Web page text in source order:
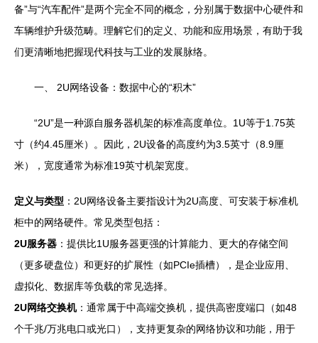
备”与“汽车配件”是两个完全不同的概念，分别属于数据中心硬件和
车辆维护升级范畴。理解它们的定义、功能和应用场景，有助于我
们更清晰地把握现代科技与工业的发展脉络。
一、 2U网络设备：数据中心的“积木”
“2U”是一种源自服务器机架的标准高度单位。1U等于1.75英
寸（约4.45厘米）。因此，2U设备的高度约为3.5英寸（8.9厘
米），宽度通常为标准19英寸机架宽度。
定义与类型 ：2U网络设备主要指设计为2U高度、可安装于标准机
柜中的网络硬件。常见类型包括：
2U服务器 ：提供比1U服务器更强的计算能力、更大的存储空间
（更多硬盘位）和更好的扩展性（如PCIe插槽），是企业应用、
虚拟化、数据库等负载的常见选择。
2U网络交换机：通常属于中高端交换机，提供高密度端口（如48
个千兆/万兆电口或光口），支持更复杂的网络协议和功能，用于